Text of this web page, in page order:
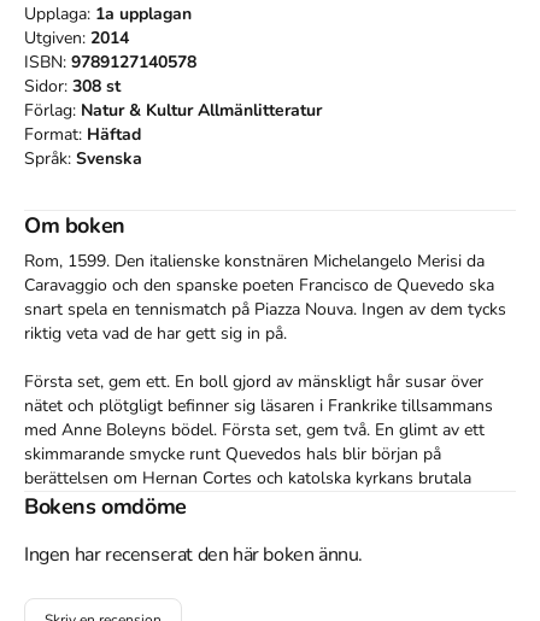
Upplaga: 1a upplagan
Utgiven: 2014
ISBN: 9789127140578
Sidor: 308 st
Förlag: Natur & Kultur Allmänlitteratur
Format: Häftad
Språk: Svenska
Om boken
Rom, 1599. Den italienske konstnären Michelangelo Merisi da
Caravaggio och den spanske poeten Francisco de Quevedo ska
snart spela en tennismatch på Piazza Nouva. Ingen av dem tycks
riktig veta vad de har gett sig in på.
Första set, gem ett. En boll gjord av mänskligt hår susar över
nätet och plötgligt befinner sig läsaren i Frankrike tillsammans
med Anne Boleyns bödel. Första set, gem två. En glimt av ett
skimmarande smycke runt Quevedos hals blir början på
berättelsen om Hernan Cortes och katolska kyrkans brutala
erövring av Mexico.
Allt eftersom berättandet pendlar mellan tennisbanan och
om barockens Europa, koloniseringen av den nya världen, våld
Bokens omdöme
Ingen har recenserat den här boken ännu.